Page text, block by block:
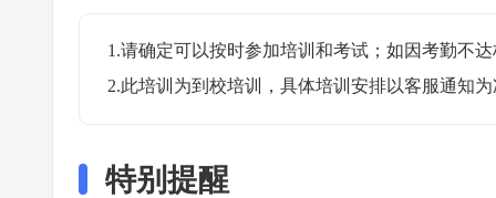
1.请确定可以按时参加培训和考试；如因考勤不
2.此培训为到校培训，具体培训安排以客服通知
特别提醒